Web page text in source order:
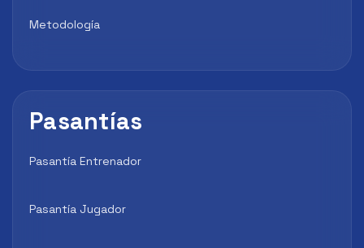
Metodología
Pasantías
Pasantía Entrenador
Pasantía Jugador